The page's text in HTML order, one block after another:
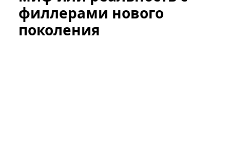
филлерами нового
поколения